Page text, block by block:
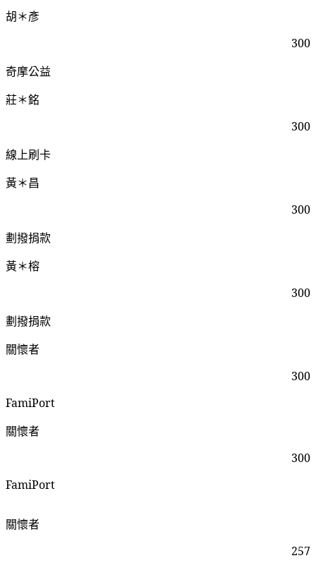
胡＊彥
300
奇摩公益
莊＊銘
300
線上刷卡
黃＊昌
300
劃撥捐款
黃＊榕
300
劃撥捐款
關懷者
300
FamiPort
關懷者
300
FamiPort
關懷者
257